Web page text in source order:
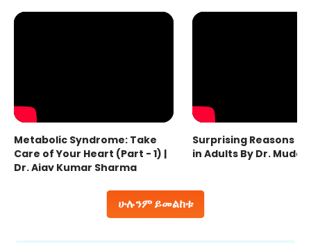
ሁሉንም ይመልከቱ
Metabolic Syndrome: Take
Care of Your Heart (Part - 1) |
Dr. Ajay Kumar Sharma
Surprising Reasons
in Adults By Dr.